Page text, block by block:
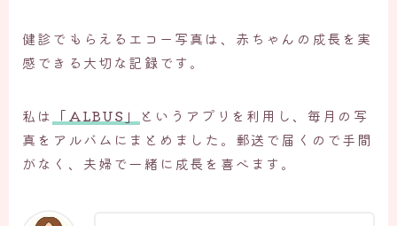
健診でもらえるエコー写真は、赤ちゃんの成長を実
感できる大切な記録です。
私は 「ALBUS」
というアプリを利用し、毎月の写
真をアルバムにまとめました。郵送で届くので手間
がなく、夫婦で一緒に成長を喜べます。